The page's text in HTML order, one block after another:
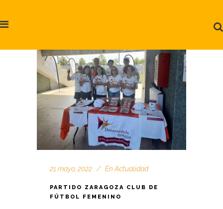
21 mayo, 2022 En Actualidad
PARTIDO ZARAGOZA CLUB DE
FÚTBOL FEMENINO